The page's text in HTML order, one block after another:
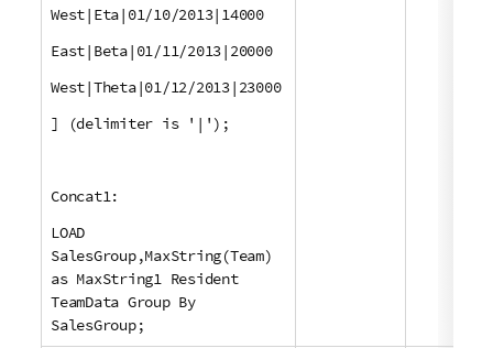
West|Eta|01/10/2013|14000
East|Beta|01/11/2013|20000
West|Theta|01/12/2013|23000
] (delimiter is '|');
Concat1:
LOAD
SalesGroup,MaxString(Team)
as MaxString1 Resident
TeamData Group By
SalesGroup;